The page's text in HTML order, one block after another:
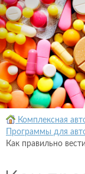
Комплексная
Программы для
Как правильно